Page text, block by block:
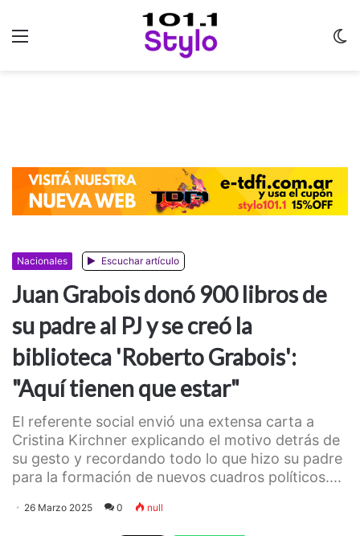
Nacionales Escuchar artículo
Juan Grabois donó 900 libros de
su padre al PJ y se creó la
biblioteca 'Roberto Grabois':
"Aquí tienen que estar"
El referente social envió una extensa carta a
Cristina Kirchner explicando el motivo detrás de
su gesto y recordando todo lo que hizo su padre
para la formación de nuevos cuadros políticos....
26 Marzo 2025 0 null